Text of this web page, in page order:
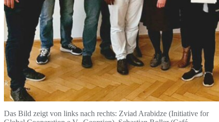
Das Bild zeigt von links nach rechts: Zviad Arabidze (Initiative for